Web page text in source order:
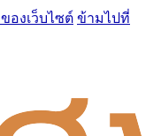
องเว็บไซต์ ข้ามไปที่